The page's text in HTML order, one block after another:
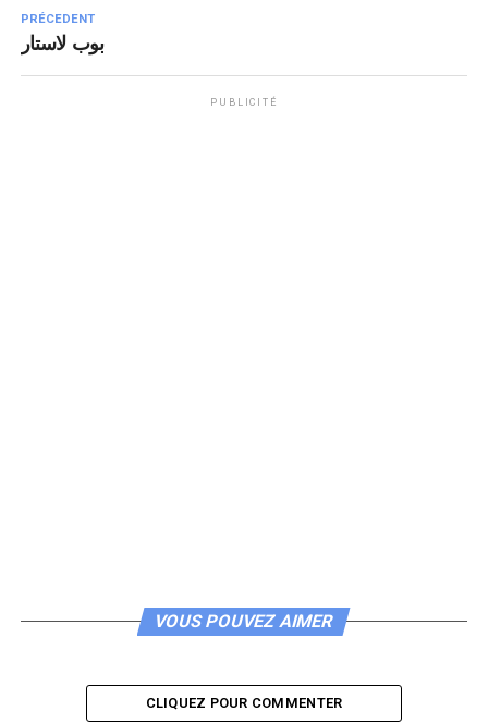
PRÉCEDENT
بوب لاستار
PUBLICITÉ
VOUS POUVEZ AIMER
CLIQUEZ POUR COMMENTER